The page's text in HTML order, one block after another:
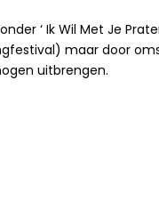
‘ Ik Wil Met Je
maar door
uitbrengen.